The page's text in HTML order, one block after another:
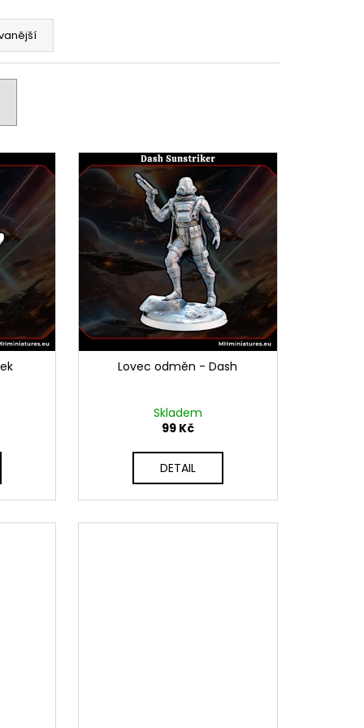
Lovec odměn - Dash
Skladem
99 Kč
DETAIL